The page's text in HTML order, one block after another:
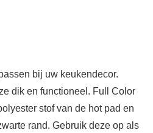
bij uw keukendecor.
dik en functioneel. Full Color
stof van de hot pad en
rand. Gebruik deze op als